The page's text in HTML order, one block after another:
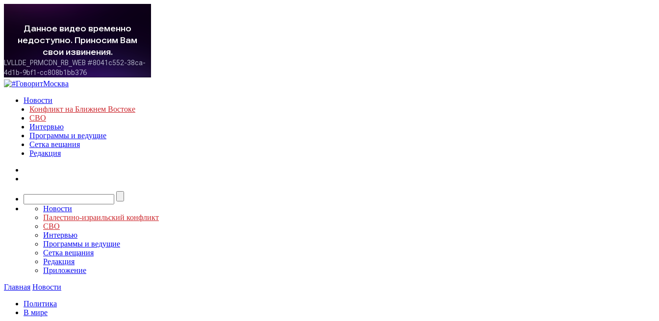
Новости
Конфликт на Ближнем Востоке
СВО
Интервью
Программы и ведущие
Сетка вещания
Редакция
Новости
Палестино-израильский конфликт
СВО
Интервью
Программы и ведущие
Сетка вещания
Редакция
Приложение
Главная Новости
Политика
В мире